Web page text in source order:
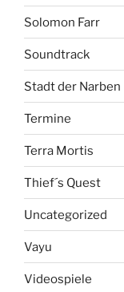
Solomon Farr
Soundtrack
Stadt der Narben
Termine
Terra Mortis
Thief´s Quest
Uncategorized
Vayu
Videospiele